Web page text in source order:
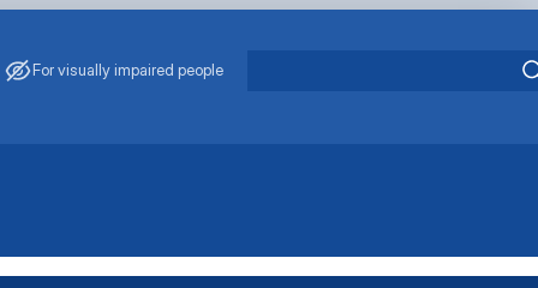
For visually impaired people